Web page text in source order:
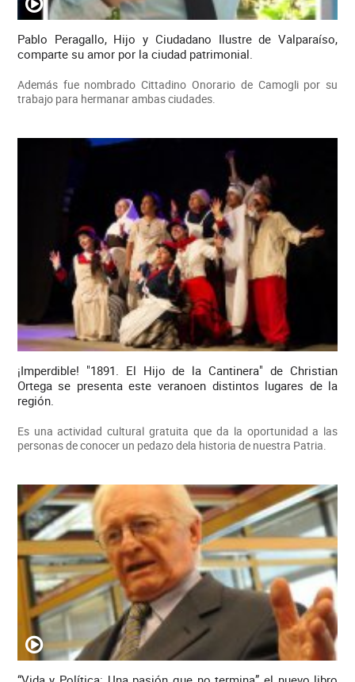
Pablo Peragallo, Hijo y Ciudadano Ilustre de Valparaíso,
comparte su amor por la ciudad patrimonial.
Además fue nombrado Cittadino Onorario de Camogli por su
trabajo para hermanar ambas ciudades.
¡Imperdible! "1891. El Hijo de la Cantinera" de Christian
Ortega se presenta este veranoen distintos lugares de la
región.
Es una actividad cultural gratuita que da la oportunidad a las
personas de conocer un pedazo dela historia de nuestra Patria.